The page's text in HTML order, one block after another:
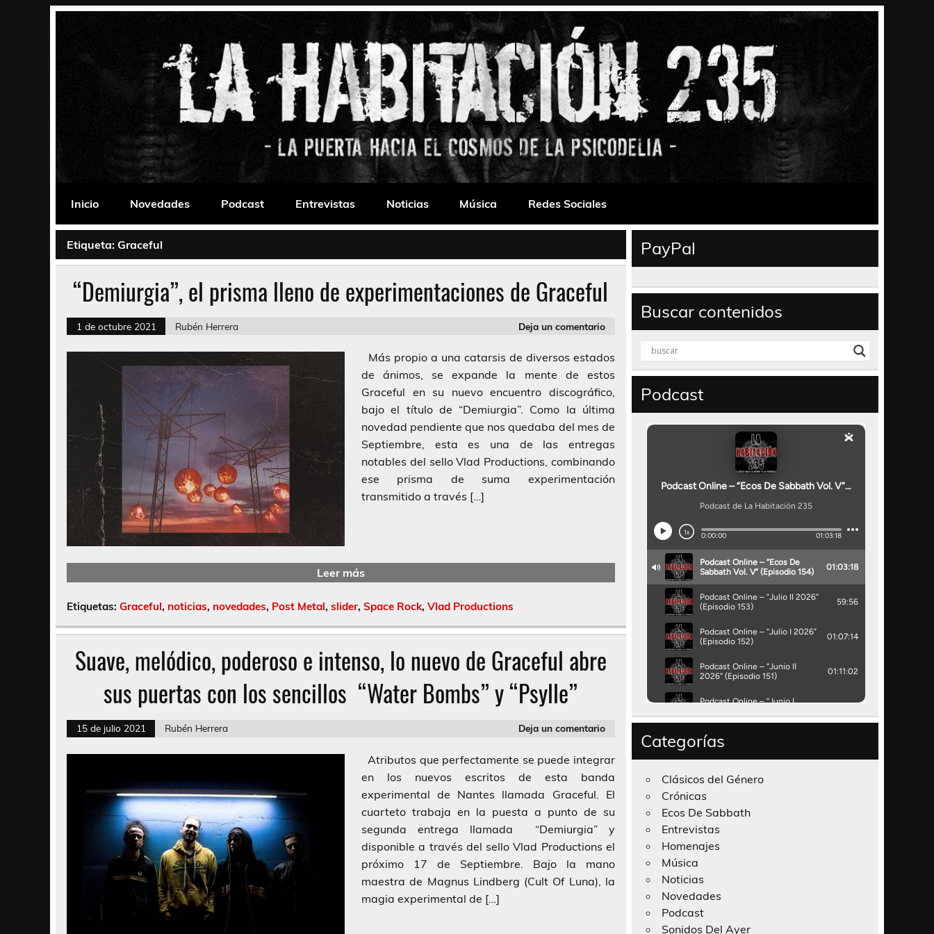
La Habitación 235
Inicio
Novedades Podcast Entrevistas Noticias Música Redes Sociales
Etiqueta: Graceful
“Demiurgia”, el prisma lleno de experimentaciones de Graceful
1 de octubre 2021 Rubén Herrera Deja un comentario
Más propio a una catarsis de diversos estados
de ánimos, se expande la mente de estos
Graceful en su nuevo encuentro discográfico,
bajo el título de “Demiurgia”. Como la última
novedad pendiente que nos quedaba del mes de
Septiembre, esta es una de las entregas
notables del sello Vlad Productions, combinando
ese prisma de suma experimentación
transmitido a través […]
Leer más
Etiquetas: Graceful, noticias, novedades, Post Metal, slider, Space Rock, Vlad Productions
Suave, melódico, poderoso e intenso, lo nuevo de Graceful abre
sus puertas con los sencillos “Water Bombs” y “Psylle”
15 de julio 2021 Rubén Herrera Deja un comentario
Atributos que perfectamente se puede integrar
en los nuevos escritos de esta banda
experimental de Nantes llamada Graceful. El
cuarteto trabaja en la puesta a punto de su
segunda entrega llamada “Demiurgia” y
disponible a través del sello Vlad Productions el
próximo 17 de Septiembre. Bajo la mano
maestra de Magnus Lindberg (Cult Of Luna), la
magia experimental de […]
PayPal
Buscar contenidos
Podcast
Categorías
Clásicos del Género
Crónicas
Ecos De Sabbath
Entrevistas
Homenajes
Música
Noticias
Novedades
Podcast
Sonidos Del Ayer